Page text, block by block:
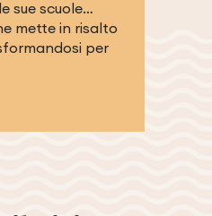
sue scuole…
mette in risalto
per